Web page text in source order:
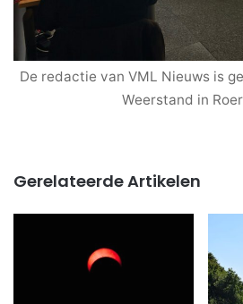
De redactie van VML Nieuws is
Weerstand in
Gerelateerde Artikelen